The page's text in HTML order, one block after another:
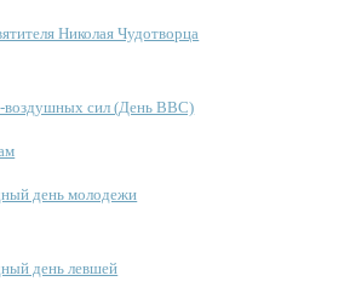
Николая Чудотворца
воздушных сил (День ВВС)
день молодежи
день левшей